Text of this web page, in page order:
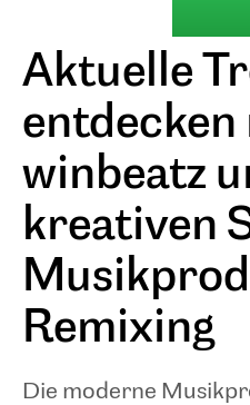
Aktuelle
winbeatz
kreativen
Remixing
Die moderne